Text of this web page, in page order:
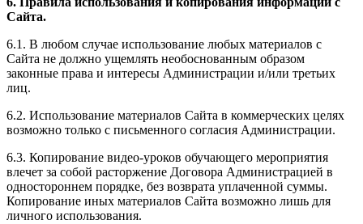
Сайта.
6.1. В любом случае использование любых материалов с
Сайта не должно ущемлять необоснованным образом
законные права и интересы Администрации и/или третьих
лиц.
6.2. Использование материалов Сайта в коммерческих целях
возможно только с письменного согласия Администрации.
6.3. Копирование видео-уроков обучающего мероприятия
влечет за собой расторжение Договора Администрацией в
одностороннем порядке, без возврата уплаченной суммы.
Копирование иных материалов Сайта возможно лишь для
личного использования.